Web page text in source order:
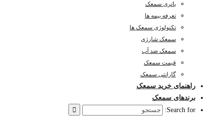
باتری سمعک
تعرفه بیمه ها
تکنولوژی سمعک ها
سمعک شارژی
سمعک ضد آب
قیمت سمعک
گارانتی سمعک
راهنمای خرید سمعک
برندهای سمعک
Search for: